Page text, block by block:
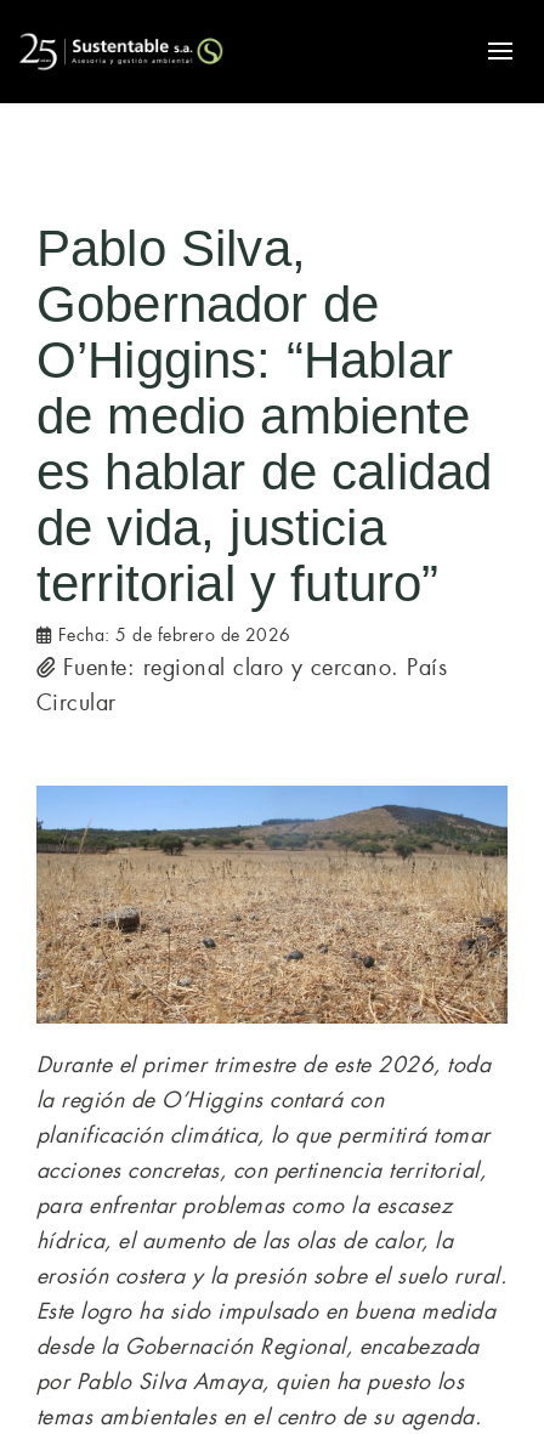
Pablo Silva,
Gobernador de
O’Higgins: “Hablar
de medio ambiente
es hablar de calidad
de vida, justicia
territorial y futuro”
Fecha:5 de febrero de 2026
Fuente: regional claro y cercano. País
Circular
Durante el primer trimestre de este 2026, toda
la región de O’Higgins contará con
planificación climática, lo que permitirá tomar
acciones concretas, con pertinencia territorial,
para enfrentar problemas como la escasez
hídrica, el aumento de las olas de calor, la
erosión costera y la presión sobre el suelo rural.
Este logro ha sido impulsado en buena medida
desde la Gobernación Regional, encabezada
por Pablo Silva Amaya, quien ha puesto los
temas ambientales en el centro de su agenda.